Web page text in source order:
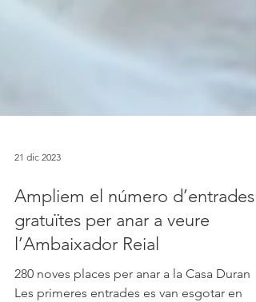
21 dic 2023
Ampliem el número d’entrades
gratuïtes per anar a veure